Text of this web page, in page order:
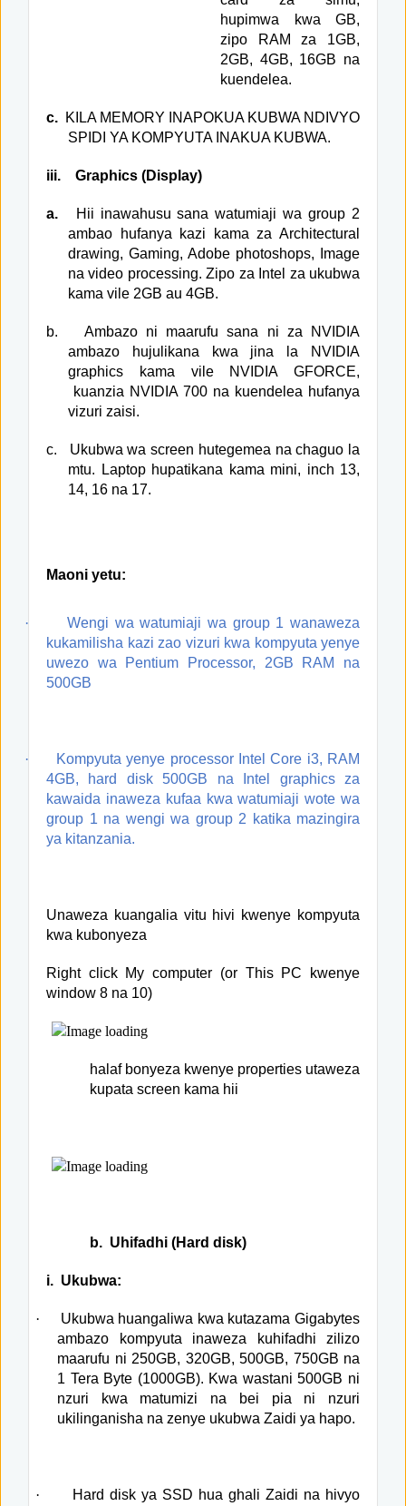
hupimwa kwa GB,
zipo RAM za 1GB,
2GB, 4GB, 16GB na
kuendelea.
c. KILA MEMORY INAPOKUA KUBWA NDIVYO
SPIDI YA KOMPYUTA INAKUA KUBWA.
iii. Graphics (Display)
a.
Hii inawahusu sana watumiaji wa group 2
ambao hufanya kazi kama za Architectural
drawing, Gaming, Adobe photoshops, Image
na video processing. Zipo za Intel za ukubwa
kama vile 2GB au 4GB.
b.
Ambazo ni maarufu sana ni za NVIDIA
ambazo hujulikana kwa jina la NVIDIA
graphics kama vile NVIDIA GFORCE,
kuanzia NVIDIA 700 na kuendelea hufanya
vizuri zaisi.
c.
Ukubwa wa screen hutegemea na chaguo la
mtu. Laptop hupatikana kama mini, inch 13,
14, 16 na 17.
Maoni yetu:
·
Wengi wa watumiaji wa group 1 wanaweza
kukamilisha kazi zao vizuri kwa kompyuta yenye
uwezo wa Pentium Processor, 2GB RAM na
500GB
·
Kompyuta yenye processor Intel Core i3, RAM
4GB, hard disk 500GB na Intel graphics za
kawaida inaweza kufaa kwa watumiaji wote wa
group 1 na wengi wa group 2 katika mazingira
ya kitanzania.
Unaweza kuangalia vitu hivi kwenye kompyuta
kwa kubonyeza
Right click My computer (or This PC kwenye
window 8 na 10)
halaf bonyeza kwenye properties utaweza
kupata screen kama hii
b. Uhifadhi (Hard disk)
i. Ukubwa:
·
Ukubwa huangaliwa kwa kutazama Gigabytes
ambazo kompyuta inaweza kuhifadhi zilizo
maarufu ni 250GB, 320GB, 500GB, 750GB na
1 Tera Byte (1000GB). Kwa wastani 500GB ni
nzuri kwa matumizi na bei pia ni nzuri
ukilinganisha na zenye ukubwa Zaidi ya hapo.
·
Hard disk ya SSD hua ghali Zaidi na hivyo